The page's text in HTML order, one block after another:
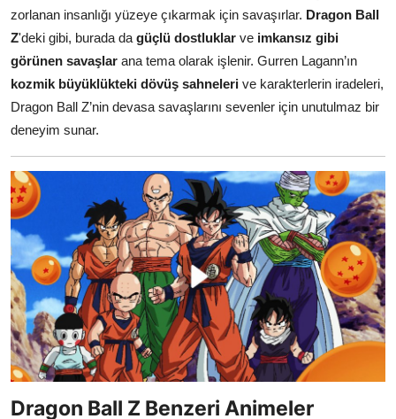
zorlanan insanlığı yüzeye çıkarmak için savaşırlar. Dragon Ball
Z'deki gibi, burada da güçlü dostluklar ve imkansız gibi
görünen savaşlar ana tema olarak işlenir. Gurren Lagann’ın
kozmik büyüklükteki dövüş sahneleri ve karakterlerin iradeleri,
Dragon Ball Z’nin devasa savaşlarını sevenler için unutulmaz bir
deneyim sunar.
Dragon Ball Z Benzeri Animeler